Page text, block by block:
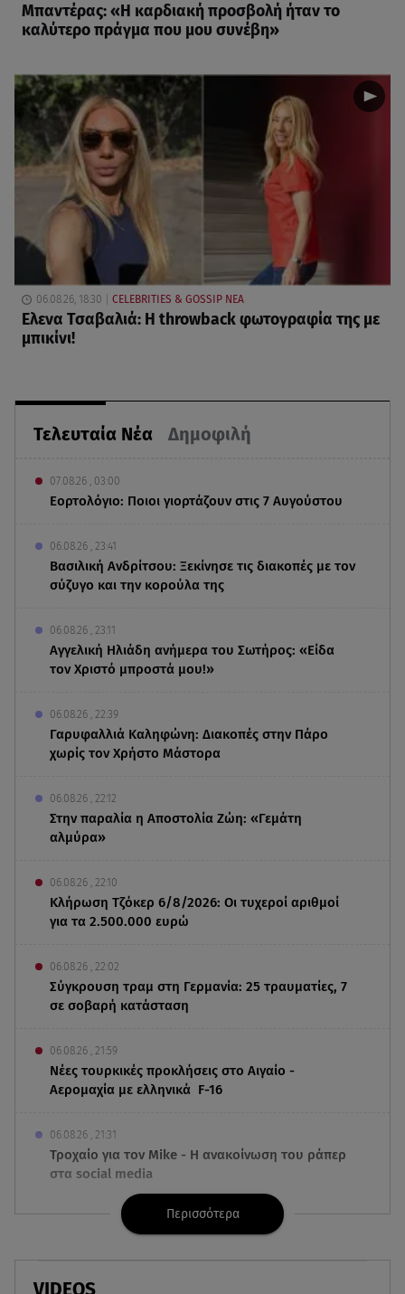
Τελευταία Νέα Δημοφιλή
07.08.26 , 03:00
Εορτολόγιο: Ποιοι γιορτάζουν στις 7 Αυγούστου
06.08.26 , 23:41
Βασιλική Ανδρίτσου: Ξεκίνησε τις διακοπές με τον
σύζυγο και την κορούλα της
06.08.26 , 23:11
Αγγελική Ηλιάδη ανήμερα του Σωτήρος: «Είδα
τον Χριστό μπροστά μου!»
06.08.26 , 22:39
Γαρυφαλλιά Καληφώνη: Διακοπές στην Πάρο
χωρίς τον Χρήστο Μάστορα
06.08.26 , 22:12
Στην παραλία η Αποστολία Ζώη: «Γεμάτη
αλμύρα»
06.08.26 , 22:10
Κλήρωση Τζόκερ 6/8/2026: Οι τυχεροί αριθμοί
για τα 2.500.000 ευρώ
06.08.26 , 22:02
Σύγκρουση τραμ στη Γερμανία: 25 τραυματίες, 7
σε σοβαρή κατάσταση
06.08.26 , 21:59
Νέες τουρκικές προκλήσεις στο Αιγαίο -
Αερομαχία με ελληνικά F-16
06.08.26 , 21:31
Τροχαίο για τον Mike - Η ανακοίνωση του ράπερ
στα social media
Ισραήλ - Κύπρος - Κρήτη: Το μεγαλύτερο
υποθαλάσσιο καλώδιο στον κόσμο
Περισσότερα
Μπαντέρας: «Η καρδιακή προσβολή ήταν το
καλύτερο πράγμα που μου συνέβη»
06.08.26, 18:30 CELEBRITIES & GOSSIP ΝΕΑ
Ελενα Τσαβαλιά: Η throwback φωτογραφία της με
μπικίνι!